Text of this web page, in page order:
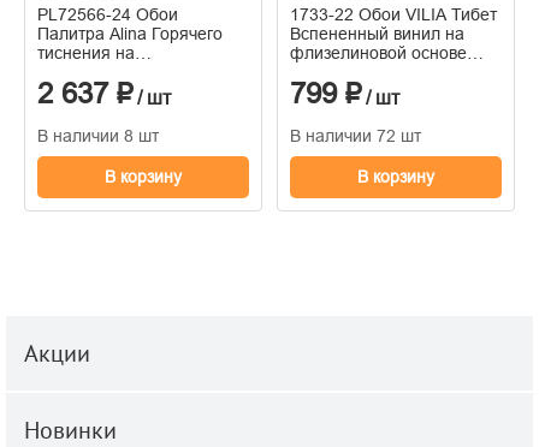
PL72566-24 Обои
Палитра Alina Горячего
тиснения на
1.06м x 10.05
2 637 ₽/ шт
В наличии 8 шт
В корзину
1733-22 Обои VILIA Тибет
Вспененный винил на
флизелиновой основе
799 ₽/ шт
В наличии 72 шт
В корзину
Акции
Новинки